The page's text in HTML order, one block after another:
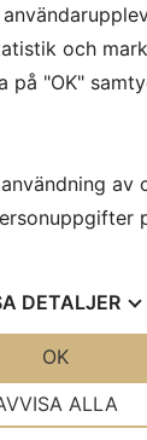
och
på "OK"
av
DETALJER
ALLA
OK